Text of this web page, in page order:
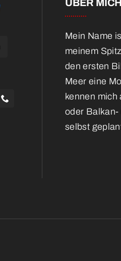
ÜBER MICH
Mein Name
meinem
den ersten
Meer eine
kennen mich
oder Balkan-
selbst